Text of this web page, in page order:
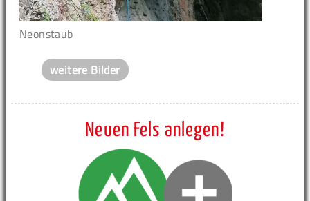
Neonstaub
weitere Bilder
Neuen Fels anlegen!